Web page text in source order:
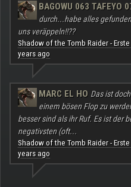
BAGOWU 063 TAFEYO
durch...habe alles
uns veräppeln!!??
Shadow of the Tomb Raider -
years ago
MARC EL HO Das ist
einem bösen Flop zu
besser sind als ihr Ruf. Es ist der
negativsten (oft...
Shadow of the Tomb Raider -
years ago